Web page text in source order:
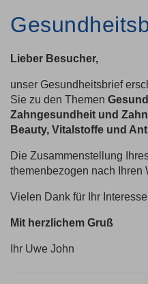
Lieber Besucher,
unser Gesundheitsbrief
Sie zu den Themen
Zahngesundheit und
Beauty, Vitalstoffe und
Die Zusammenstellung
themenbezogen nach Ihren
Vielen Dank für Ihr
Mit herzlichem Gruß
Ihr Uwe John